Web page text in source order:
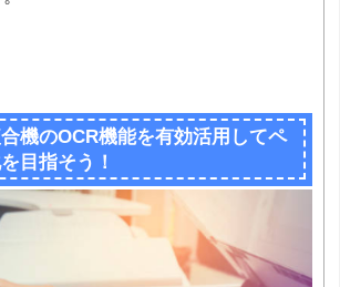
機のOCR機能を有効活用してペ
目指そう！